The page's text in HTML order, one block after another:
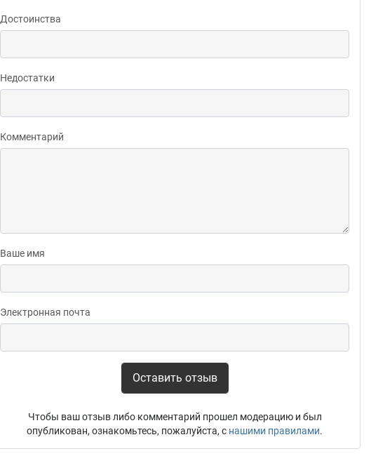
Достоинства
Недостатки
Комментарий
Ваше имя
Электронная почта
Оставить отзыв
Чтобы ваш отзыв либо комментарий прошел модерацию и был
опубликован, ознакомьтесь, пожалуйста, с нашими правилами.